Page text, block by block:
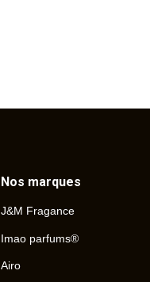
Nos marques
J&M Fragance
Imao parfums®
Airo